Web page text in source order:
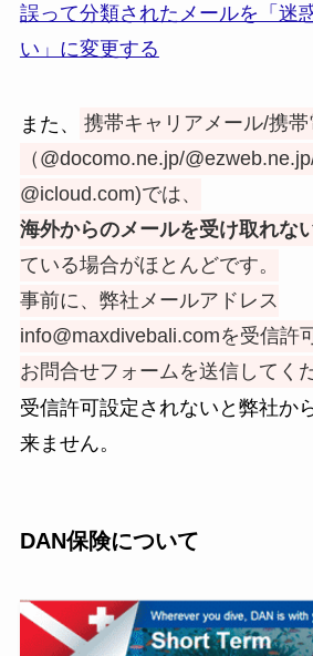
誤って分類されたメールを「迷
い」に変更する
また、
携帯キャリアメール/携
（@docomo.ne.jp/
@icloud.com)では、
海外からのメールを受け取れな
ている場合がほとんどです。
事前に、弊社メールアドレス
info@maxdivebali.comを受信許
お問合せフォームを送信してく
受信許可設定されないと弊社か
来ません。
DAN保険について